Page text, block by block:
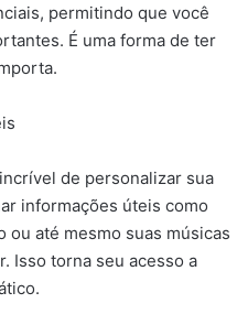
permitindo que você
É uma forma de ter
de personalizar sua
informações úteis como
ou até mesmo suas músicas
Isso torna seu acesso a